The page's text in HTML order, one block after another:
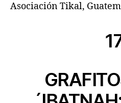
Asociación Tikal,